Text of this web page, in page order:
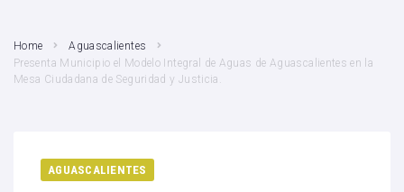
Home
Aguascalientes
Presenta Municipio el Modelo Integral de Aguas de Aguascalientes en la
Mesa Ciudadana de Seguridad y Justicia.
AGUASCALIENTES